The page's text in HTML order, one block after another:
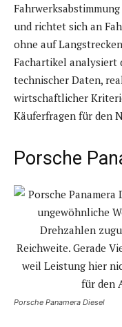
und richtet sich an
ohne auf
Fachartikel analysiert
technischer Daten,
wirtschaftlicher
Käuferfragen für den
Porsche
Porsche Panamera Diesel